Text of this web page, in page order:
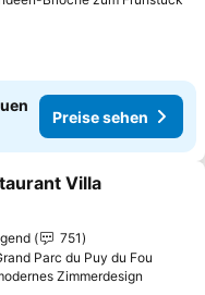
Preise sehen
hinzufügen
Villa
751
Parc du Puy du Fou
Zimmerdesign